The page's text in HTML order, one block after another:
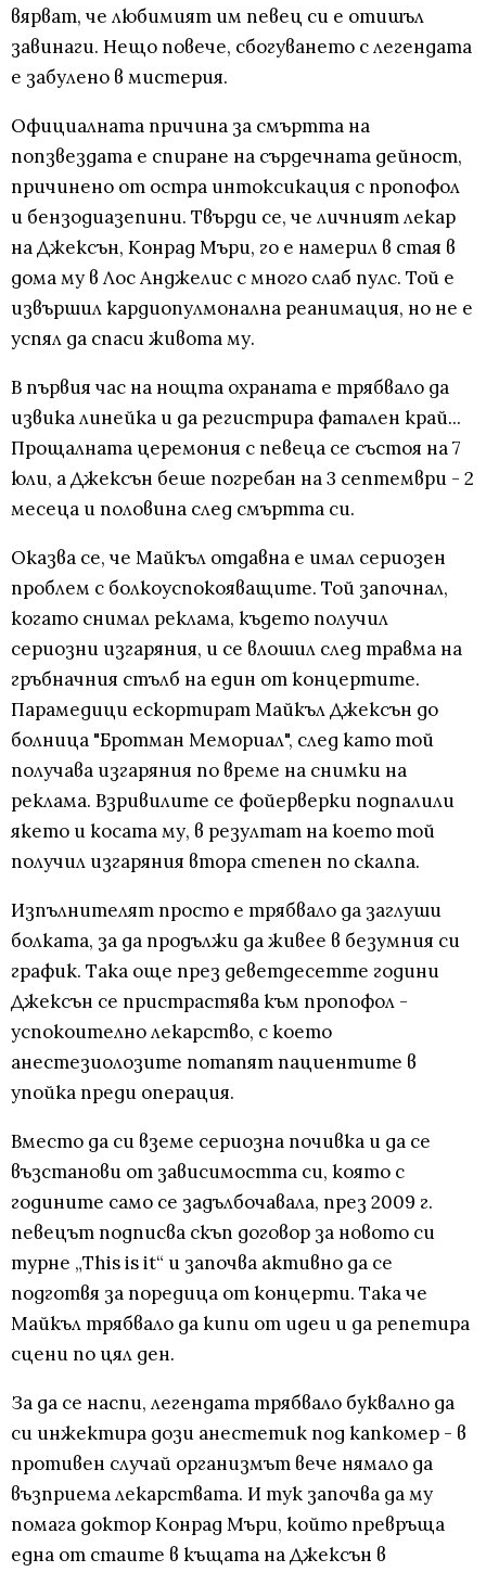
вярват, че любимият им певец си е отишъл
завинаги. Нещо повече, сбогуването с легендата
е забулено в мистерия.
Официалната причина за смъртта на
попзвездата е спиране на сърдечната дейност,
причинено от остра интоксикация с пропофол
и бензодиазепини. Твърди се, че личният лекар
на Джексън, Конрад Мъри, го е намерил в стая в
дома му в Лос Анджелис с много слаб пулс. Той е
извършил кардиопулмонална реанимация, но не е
успял да спаси живота му.
В първия час на нощта охраната е трябвало да
извика линейка и да регистрира фатален край...
Прощалната церемония с певеца се състоя на 7
юли, а Джексън беше погребан на 3 септември - 2
месеца и половина след смъртта си.
Оказва се, че Майкъл отдавна е имал сериозен
проблем с болкоуспокояващите. Той започнал,
когато снимал реклама, където получил
сериозни изгаряния, и се влошил след травма на
гръбначния стълб на един от концертите.
Парамедици ескортират Майкъл Джексън до
болница "Бротман Мемориал", след като той
получава изгаряния по време на снимки на
реклама. Взривилите се фойерверки подпалили
якето и косата му, в резултат на което той
получил изгаряния втора степен по скалпа.
Изпълнителят просто е трябвало да заглуши
болката, за да продължи да живее в безумния си
график. Така още през деветдесетте години
Джексън се пристрастява към пропофол -
успокоително лекарство, с което
анестезиолозите потапят пациентите в
упойка преди операция.
Вместо да си вземе сериозна почивка и да се
възстанови от зависимостта си, която с
годините само се задълбочавала, през 2009 г.
певецът подписва скъп договор за новото си
турне „This is it“ и започва активно да се
подготвя за поредица от концерти. Така че
Майкъл трябвало да кипи от идеи и да репетира
сцени по цял ден.
За да се наспи, легендата трябвало буквално да
си инжектира дози анестетик под капкомер - в
противен случай организмът вече нямало да
възприема лекарствата. И тук започва да му
помага доктор Конрад Мъри, който превръща
една от стаите в къщата на Джексън в